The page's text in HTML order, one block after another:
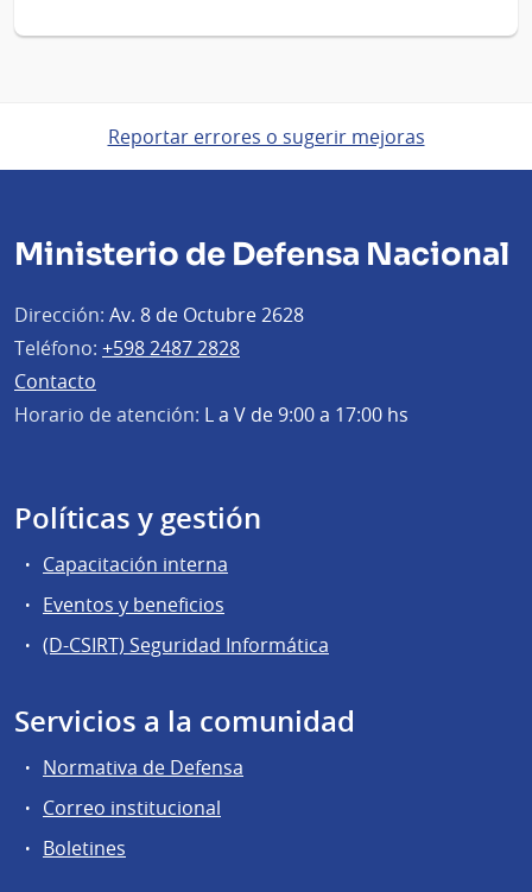
Reportar errores o sugerir mejoras
Ministerio de Defensa Nacional
Dirección: Av. 8 de Octubre 2628
Teléfono: +598 2487 2828
Contacto
Horario de atención: L a V de 9:00 a 17:00 hs
Políticas y gestión
Capacitación interna
Eventos y beneficios
(D-CSIRT) Seguridad Informática
Servicios a la comunidad
Normativa de Defensa
Correo institucional
Boletines